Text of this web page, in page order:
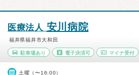
医療法人 安川病院
福井県福井市大和田
駐車場あり 電子決済可 マイナ受付
土曜（〜16:00）